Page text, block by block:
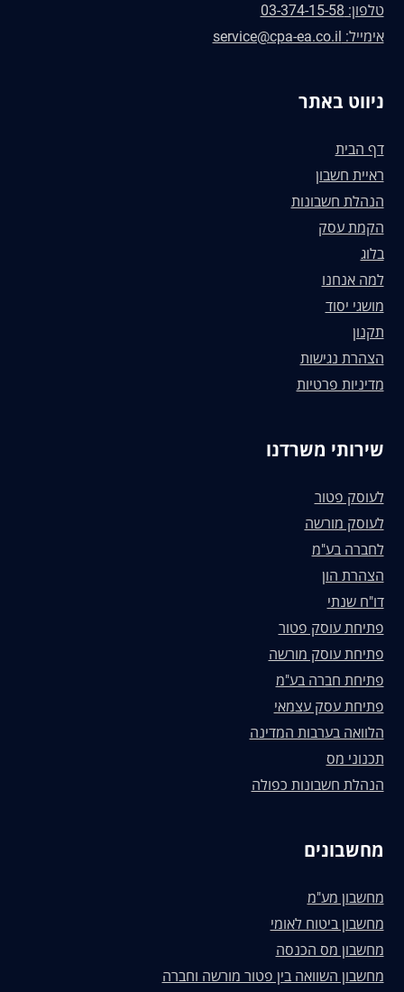
טלפון: 03-374-15-58
אימייל: service@cpa-ea.co.il
ניווט באתר
דף הבית
ראיית חשבון
הנהלת חשבונות
הקמת עסק
בלוג
למה אנחנו
מושגי יסוד
תקנון
הצהרת נגישות
מדיניות פרטיות
שירותי משרדנו
לעוסק פטור
לעוסק מורשה
לחברה בע"מ
הצהרת הון
דו"ח שנתי
פתיחת עוסק פטור
פתיחת עוסק מורשה
פתיחת חברה בע"מ
פתיחת עסק עצמאי
הלוואה בערבות המדינה
תכנוני מס
הנהלת חשבונות כפולה
מחשבונים
מחשבון מע"מ
מחשבון ביטוח לאומי
מחשבון מס הכנסה
מחשבון השוואה בין פטור מורשה וחברה